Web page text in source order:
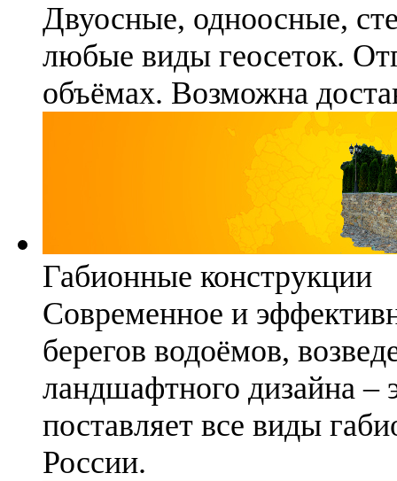
Двуосные, одноосные,
любые виды геосеток.
объёмах. Возможна
Габионные конструкции
Современное и
берегов водоёмов,
ландшафтного дизайна
поставляет все виды
России.